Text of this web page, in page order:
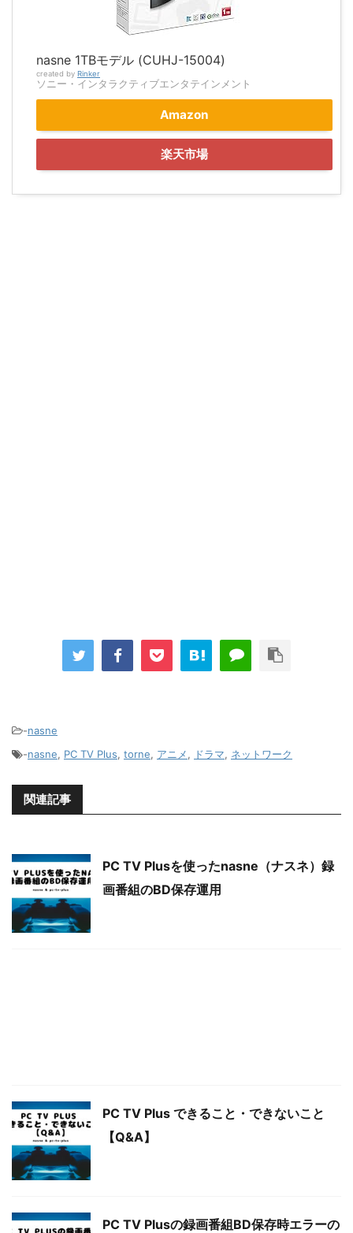
nasne 1TBモデル (CUHJ-15004)
created by Rinker
ソニー・インタラクティブエンタテインメント
Amazon
楽天市場
-nasne
-nasne, PC TV Plus, torne, アニメ, ドラマ, ネットワーク
関連記事
PC TV Plusを使ったnasne（ナスネ）録
画番組のBD保存運用
PC TV Plus できること・できないこと
【Q&A】
PC TV Plusの録画番組BD保存時エラーの